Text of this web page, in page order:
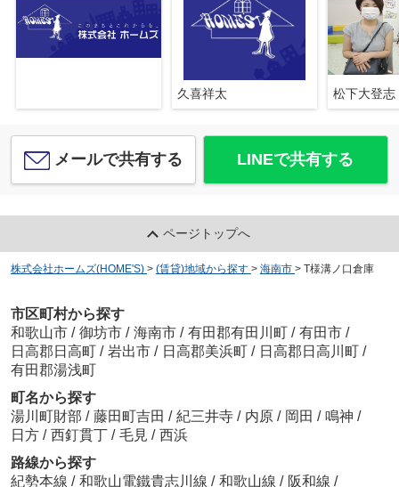
久喜祥太 松下大登志
メールで共有する LINEで共有する
ページトップへ
株式会社ホームズ(HOME'S) > (賃貸)地域から探す > 海南市 > T様溝ノ口倉庫
市区町村から探す
和歌山市 / 御坊市 / 海南市 / 有田郡有田川町 / 有田市 /
日高郡日高町
/ 岩出市 / 日高郡美浜町 / 日高郡日高川町
/
有田郡湯浅町
町名から探す
湯川町財部 / 藤田町吉田 / 紀三井寺 / 内原 / 岡田 / 鳴神 /
日方 / 西釘貫丁 / 毛見 / 西浜
路線から探す
紀勢本線 / 和歌山電鐵貴志川線 / 和歌山線 / 阪和線 /